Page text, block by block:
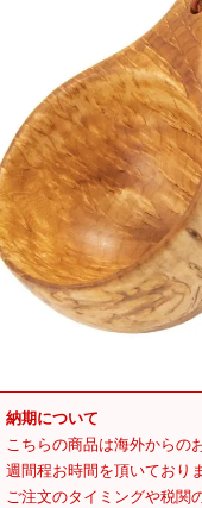
納期について
こちらの商品は海外からの
週間程お時間を頂いておりま
ご注文のタイミングや税関